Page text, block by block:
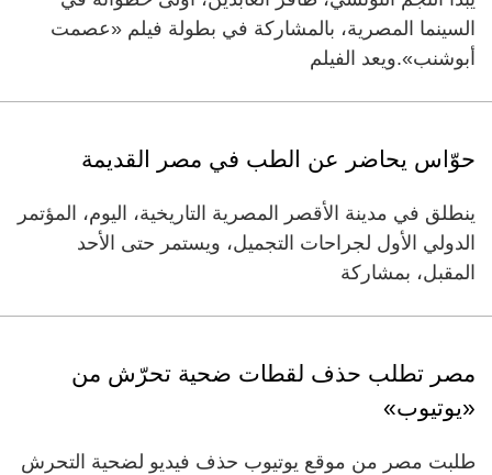
السينما المصرية، بالمشاركة في بطولة فيلم «عصمت
أبوشنب».ويعد الفيلم
حوّاس يحاضر عن الطب في مصر القديمة
ينطلق في مدينة الأقصر المصرية التاريخية، اليوم، المؤتمر
الدولي الأول لجراحات التجميل، ويستمر حتى الأحد
المقبل، بمشاركة
مصر تطلب حذف لقطات ضحية تحرّش من
«يوتيوب»
طلبت مصر من موقع يوتيوب حذف فيديو لضحية التحرش